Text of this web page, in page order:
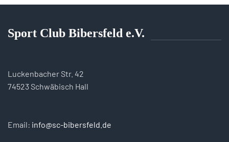
Sport Club Bibersfeld e.V.
Luckenbacher Str. 42
74523 Schwäbisch Hall
Email: info@sc-bibersfeld.de